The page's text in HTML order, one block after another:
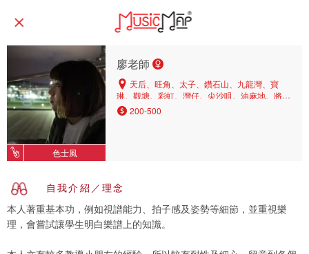
色士風
廖老師
天后、旺角、太子、鑽石山、九龍灣、寶
琳、觀塘、彩虹、灣仔、尖沙咀、油麻地、將軍
澳、黃大仙、油塘、坑口、茶果嶺、北角
200-500
自我介紹／理念
本人著重基本功，例如視譜能力、拍子感及姿勢等細節，並重視樂
理，會嘗試讓學生明白樂譜上的知識。